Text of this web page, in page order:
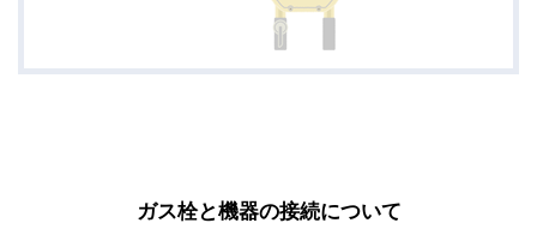
ガス栓と機器の接続について